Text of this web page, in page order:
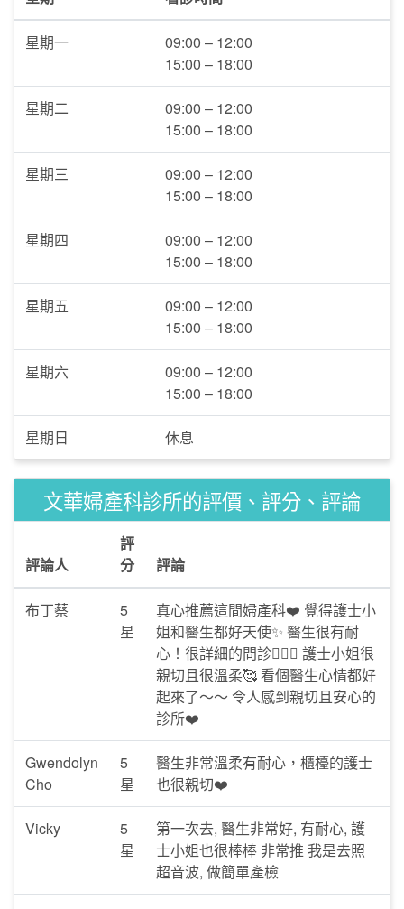
星期一
09:00 – 12:00
15:00 – 18:00
星期二
09:00 – 12:00
15:00 – 18:00
星期三
09:00 – 12:00
15:00 – 18:00
星期四
09:00 – 12:00
15:00 – 18:00
星期五
09:00 – 12:00
15:00 – 18:00
星期六
09:00 – 12:00
15:00 – 18:00
星期日 休息
文華婦產科診所的評價、評分、評論
評論人
評
分
評論
布丁蔡
5
星
真心推薦這間婦產科❤️ 覺得護士小
姐和醫生都好天使✨ 醫生很有耐
心！很詳細的問診🙆🏻‍♀️ 護士小姐很
親切且很溫柔🥰 看個醫生心情都好
起來了～～ 令人感到親切且安心的
診所❤️
Gwendolyn
Cho
5
星
醫生非常溫柔有耐心，櫃檯的護士
也很親切❤️
Vicky
5
星
第一次去, 醫生非常好, 有耐心, 護
士小姐也很棒棒 非常推 我是去照
超音波, 做簡單產檢